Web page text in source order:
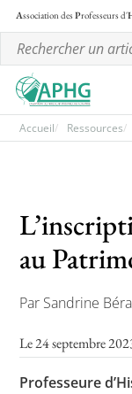
Association desProfesseurs d'
Accueil Ressources
au
Par Sandrine
Le 24 septembre
Professeure